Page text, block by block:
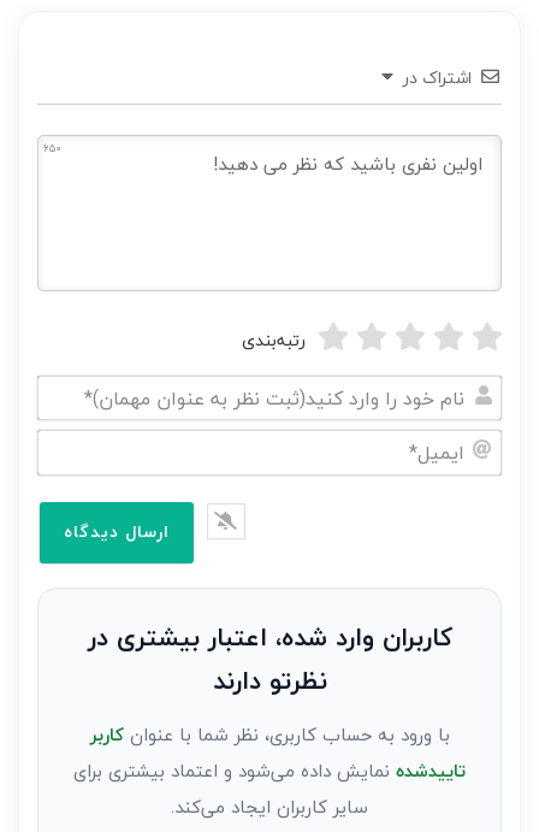
اشتراک در
650
رتبه‌بندی
نام
خود
نظر
کاربران وارد شده، اعتبار بیشتری در
نظرتو دارند
با ورود به حساب کاربری، نظر شما با عنوانکاربر
تاییدشده نمایش داده می‌شود و اعتماد بیشتری برای
سایر کاربران ایجاد می‌کند.